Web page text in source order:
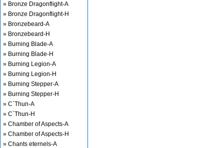
» Bronze Dragonflight-A
» Bronze Dragonflight-H
» Bronzebeard-A
» Bronzebeard-H
» Burning Blade-A
» Burning Blade-H
» Burning Legion-A
» Burning Legion-H
» Burning Stepper-A
» Burning Stepper-H
» C`Thun-A
» C`Thun-H
» Chamber of Aspects-A
» Chamber of Aspects-H
» Chants eternels-A